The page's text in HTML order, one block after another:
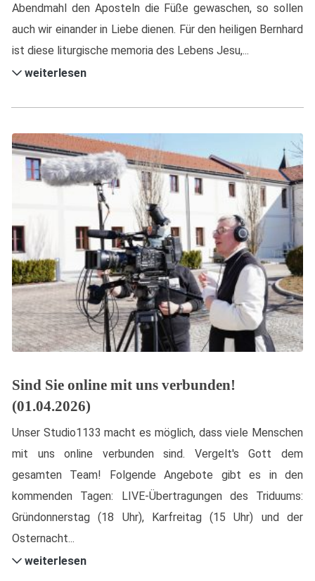
Abendmahl den Aposteln die Füße gewaschen, so sollen
auch wir einander in Liebe dienen. Für den heiligen Bernhard
ist diese liturgische memoria des Lebens Jesu,...
weiterlesen
Sind Sie online mit uns verbunden!
(01.04.2026)
Unser Studio1133 macht es möglich, dass viele Menschen
mit uns online verbunden sind. Vergelt's Gott dem
gesamten Team! Folgende Angebote gibt es in den
kommenden Tagen: LIVE-Übertragungen des Triduums:
Gründonnerstag (18 Uhr), Karfreitag (15 Uhr) und der
Osternacht...
weiterlesen